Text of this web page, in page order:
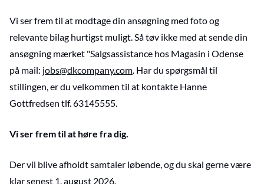
Vi ser frem til at modtage din ansøgning med foto og
relevante bilag hurtigst muligt. Så tøv ikke med at sende din
ansøgning mærket "Salgsassistance hos Magasin i Odense
på mail: jobs@dkcompany.com. Har du spørgsmål til
stillingen, er du velkommen til at kontakte Hanne
Gottfredsen tlf. 63145555.
Vi ser frem til at høre fra dig.
Der vil blive afholdt samtaler løbende, og du skal gerne være
klar senest 1. august 2026.